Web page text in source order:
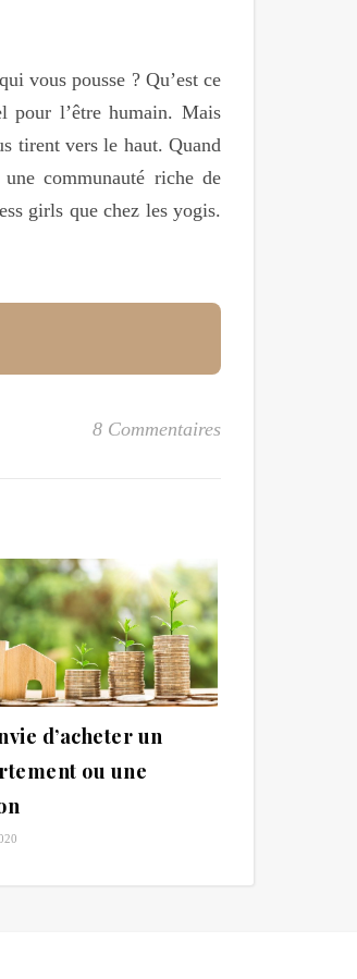
vous pousse ? Qu’est ce
pour l’être humain. Mais
tirent vers le haut. Quand
communauté riche de
girls que chez les yogis.
8 Commentaires
d’acheter un
ou une